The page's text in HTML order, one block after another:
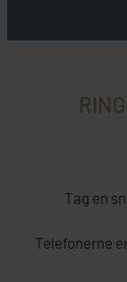
Tag en
Telefonerne